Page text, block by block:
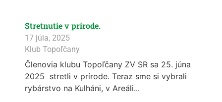
Stretnutie v prírode.
17 júla, 2025
Klub Topoľčany
Členovia klubu Topoľčany ZV SR sa 25. júna
2025 stretli v prírode. Teraz sme si vybrali
rybárstvo na Kulháni, v Areáli...